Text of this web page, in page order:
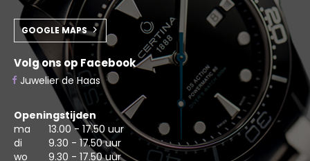
GOOGLE MAPS
Volg ons op Facebook
Juwelier de Haas
Openingstijden
ma
13.00 - 17.50 uur
di
9.30 - 17.50 uur
wo
9.30 - 17.50 uur